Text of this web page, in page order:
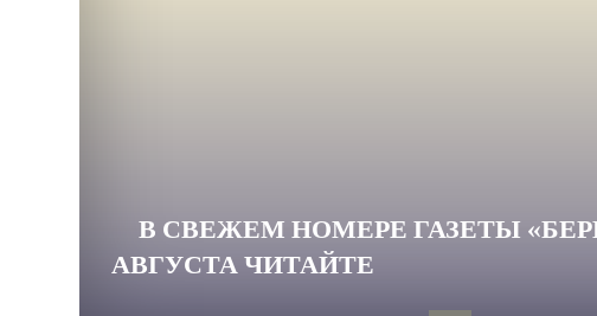
В СВЕЖЕМ НОМЕРЕ ГАЗЕТЫ
АВГУСТА ЧИТАЙТЕ